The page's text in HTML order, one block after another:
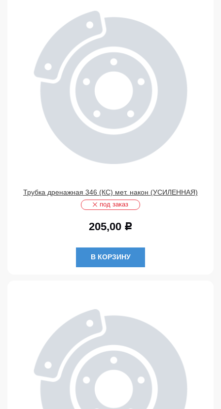
Трубка дренажная 346 (КС) мет. након (УСИЛЕННАЯ)
под заказ
205,00 Р
В КОРЗИНУ